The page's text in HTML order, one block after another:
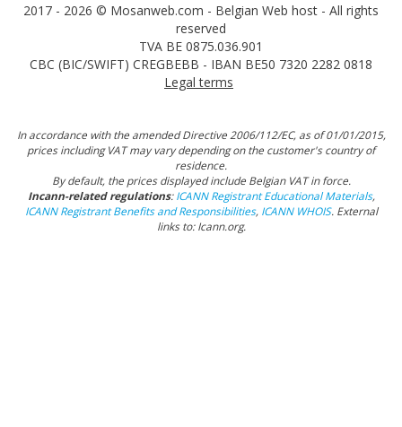
2017 - 2026 © Mosanweb.com - Belgian Web host - All rights
reserved
TVA BE 0875.036.901
CBC (BIC/SWIFT) CREGBEBB - IBAN BE50 7320 2282 0818
Legal terms
In accordance with the amended Directive 2006/112/EC, as of 01/01/2015,
prices including VAT may vary depending on the customer's country of
residence.
By default, the prices displayed include Belgian VAT in force.
Incann-related regulations:ICANN Registrant Educational Materials,
ICANN Registrant Benefits and Responsibilities, ICANN WHOIS. External
links to: Icann.org.